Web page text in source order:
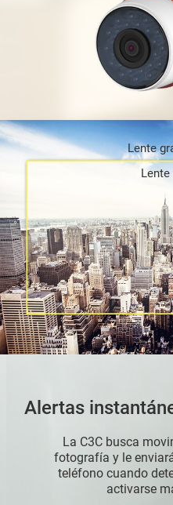
Lente
Lente
Alertas
La C3C busca
fotografía y le
teléfono cuando
activarse